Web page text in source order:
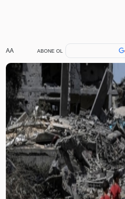
AA ABONE OL